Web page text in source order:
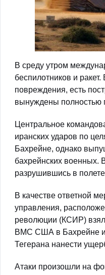
В среду утром
беспилотников и
повреждения, есть
вынуждены полностью
Центральное
иранских ударов по
Бахрейне, однако
бахрейнских военных.
разрушившись в
В качестве ответной
управления,
революции (КСИР)
ВМС США в Бахрейне и
Тегерана нанести
Атаки произошли на